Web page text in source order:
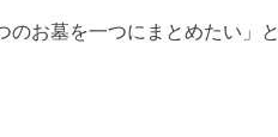
のお墓を一つにまとめたい」と